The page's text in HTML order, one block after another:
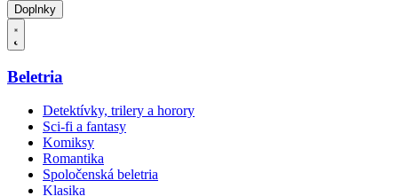
Doplnky
Beletria
Detektívky, trilery a horory
Sci-fi a fantasy
Komiksy
Romantika
Spoločenská beletria
Klasika